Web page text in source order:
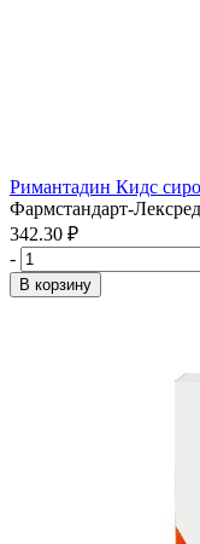
Римантадин Кидс
Фармстандарт-
342.30 ₽
-
В корзину